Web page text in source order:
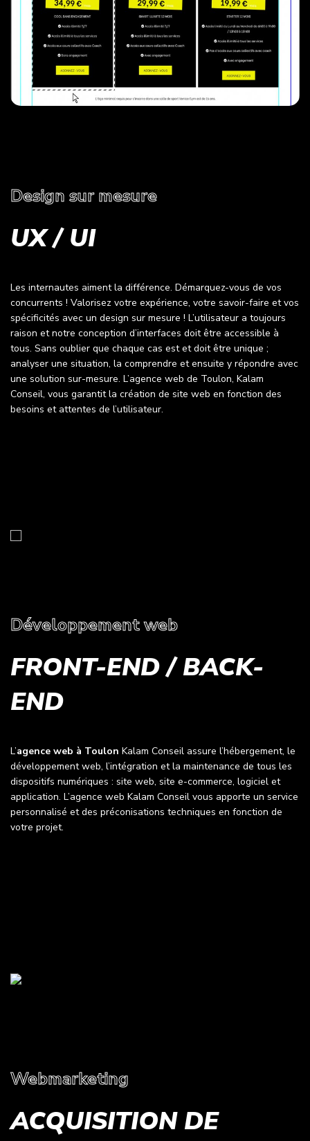
Design sur mesure
UX / UI
Les internautes aiment la différence. Démarquez-vous de vos
concurrents ! Valorisez votre expérience, votre savoir-faire et vos
spécificités avec un design sur mesure ! L’utilisateur a toujours
raison et notre conception d’interfaces doit être accessible à
tous. Sans oublier que chaque cas est et doit être unique ;
analyser une situation, la comprendre et ensuite y répondre avec
une solution sur-mesure. L’agence web de Toulon, Kalam
Conseil, vous garantit la création de site web en fonction des
besoins et attentes de l’utilisateur.
Développement web
FRONT-END / BACK-
END
L’agence web à Toulon Kalam Conseil assure l’hébergement, le
développement web, l’intégration et la maintenance de tous les
dispositifs numériques : site web, site e-commerce, logiciel et
application. L’agence web Kalam Conseil vous apporte un service
personnalisé et des préconisations techniques en fonction de
votre projet.
Webmarketing
ACQUISITION DE